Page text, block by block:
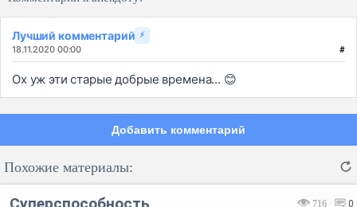
Лучший комментарий ⚡
18.11.2020 00:00 #
Ох уж эти старые добрые времена... 😊
Добавить комментарий
Похожие материалы:
716 0